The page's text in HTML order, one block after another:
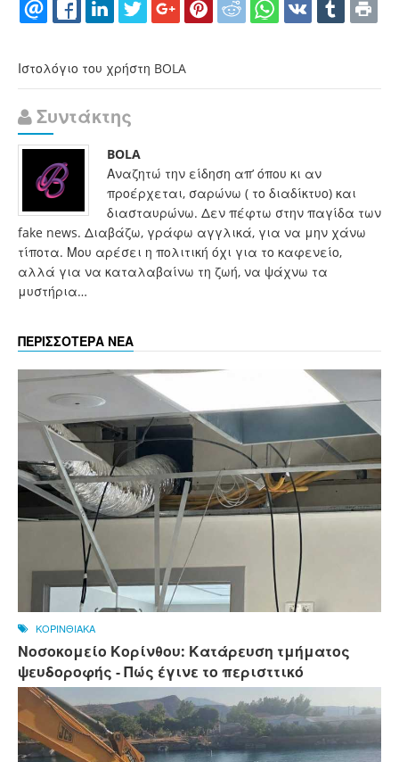
Ιστολόγιο του χρήστη BOLA
Συντάκτης
BOLA
Αναζητώ την είδηση απ’ όπου κι αν
προέρχεται, σαρώνω ( το διαδίκτυο) και
διασταυρώνω. Δεν πέφτω στην παγίδα των
fake news. Διαβάζω, γράφω αγγλικά, για να μην χάνω
τίποτα. Μου αρέσει η πολιτική όχι για το καφενείο,
αλλά για να καταλαβαίνω τη ζωή, να ψάχνω τα
μυστήρια…
ΠΕΡΙΣΣΟΤΕΡΑ ΝΕΑ
ΚΟΡΙΝΘΙΑΚΑ
Νοσοκομείο Κορίνθου: Κατάρευση τμήματος
ψευδοροφής - Πώς έγινε το περισττικό